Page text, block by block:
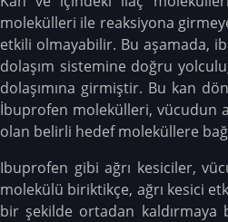
molekülleri ile reaksiyona
etkili olmayabilir. Bu aşamada,
dolaşım sistemine doğru
dolaşımına girmiştir. Bu kan
İbuprofen molekülleri, vücudun
olan belirli hedef moleküllere
Ibuprofen gibi ağrı kesiciler,
molekülü biriktikçe, ağrı kesici
bir şekilde ortadan